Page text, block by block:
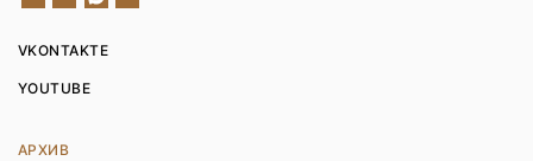
VKONTAKTE
YOUTUBE
АРХИВ